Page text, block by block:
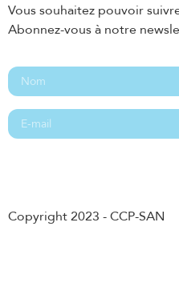
Vous souhaitez pouvoir
Abonnez-vous à notre
Copyright 2023 - CCP-SAN